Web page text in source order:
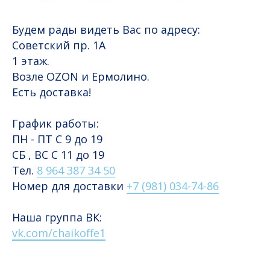
Будем рады видеть Вас по адресу:
Советский пр. 1А
1 этаж.
Возле OZON и Ермолино.
Есть доставка!
График работы:
ПН - ПТ С 9 до 19
СБ , ВС С 11 до 19
Тел. 8 964 387 34 50
Номер для доставки +7 (981) 034-74-86
Наша группа ВК:
vk.com/chaikoffe1